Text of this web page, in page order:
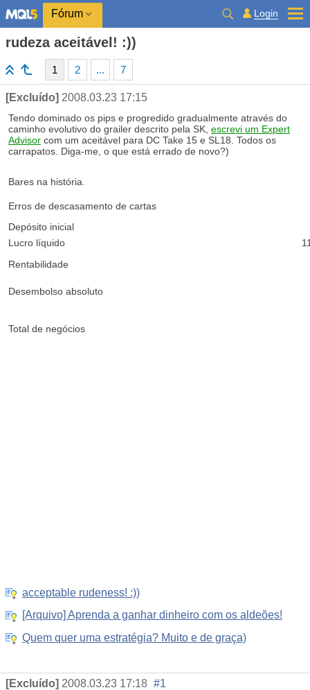
Fórum Login
rudeza aceitável! :))
1 2 ... 7
[Excluído] 2008.03.23 17:15
Tendo dominado os pips e progredido gradualmente através do
caminho evolutivo do grailer descrito pela SK, escrevi um Expert
Advisor com um aceitável para DC Take 15 e SL18. Todos os
carrapatos. Diga-me, o que está errado de novo?)
Bares na história.
Erros de descasamento de cartas
Depósito inicial
Lucro líquido
Rentabilidade
Desembolso absoluto
Total de negócios
acceptable rudeness! :))
[Arquivo] Aprenda a ganhar dinheiro com os aldeões!
Quem quer uma estratégia? Muito e de graça)
[Excluído] 2008.03.23 17:18 #1